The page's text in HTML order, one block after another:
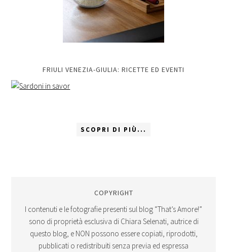
FRIULI VENEZIA-GIULIA: RICETTE ED EVENTI
SCOPRI DI PIÙ...
COPYRIGHT
I contenuti e le fotografie presenti sul blog “That’s Amore!”
sono di proprietà esclusiva di Chiara Selenati, autrice di
questo blog, e NON possono essere copiati, riprodotti,
pubblicati o redistribuiti senza previa ed espressa